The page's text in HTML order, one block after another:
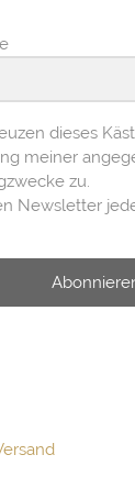
dieses
meiner
zu.
Newsletter